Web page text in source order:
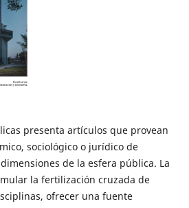
presenta artículos que provean
sociológico o jurídico de
de la esfera pública. La
la fertilización cruzada de
ofrecer una fuente